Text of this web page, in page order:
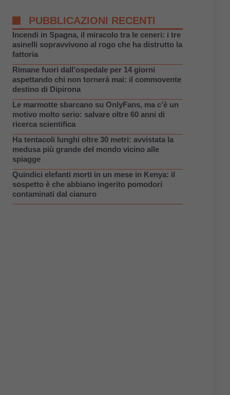
PUBBLICAZIONI RECENTI
Incendi in Spagna, il miracolo tra le ceneri: i tre
asinelli sopravvivono al rogo che ha distrutto la
fattoria
Rimane fuori dall’ospedale per 14 giorni
aspettando chi non tornerà mai: il commovente
destino di Dipirona
Le marmotte sbarcano su OnlyFans, ma c’è un
motivo molto serio: salvare oltre 60 anni di
ricerca scientifica
Ha tentacoli lunghi oltre 30 metri: avvistata la
medusa più grande del mondo vicino alle
spiagge
Quindici elefanti morti in un mese in Kenya: il
sospetto è che abbiano ingerito pomodori
contaminati dal cianuro